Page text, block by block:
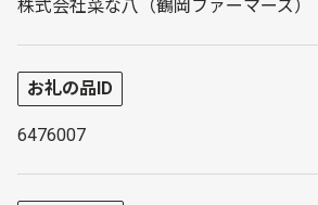
株式会社菜な八（鶴岡ファーマーズ）
お礼の品ID
6476007